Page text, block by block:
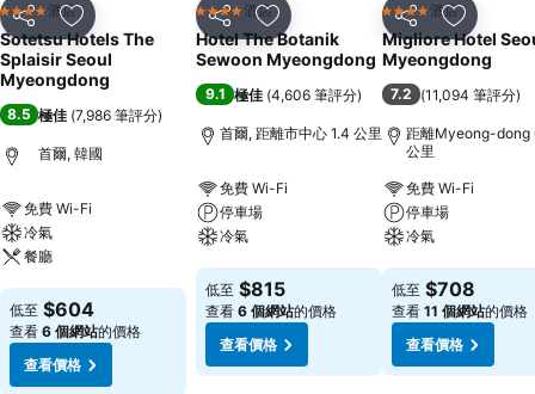
分享 放到收藏夾
4 星級 酒店
Sotetsu Hotels The
Splaisir Seoul
Myeongdong
8.5 極佳 (7,986 筆評分)
首爾, 韓國
免費 Wi-Fi
冷氣
餐廳
查看價格
低至 $604
查看 6 個網站的價格
查看價格
分享 放到收藏夾
4 星級 酒店
Hotel The Botanik
Sewoon Myeongdong
9.1 極佳 (4,606 筆評分)
首爾, 距離市中心 1.4 公里
免費 Wi-Fi
停車場
冷氣
查看價格
低至 $815
查看 6 個網站的價格
查看價格
分享 放到收藏
4 星級 酒店
Migliore Hotel
Myeongdong
7.2 (11,094 筆評分)
距離Myeong-dong
公里
免費 Wi-Fi
停車場
冷氣
查看價格
低至 $708
查看 11 個網站的價格
查看價格